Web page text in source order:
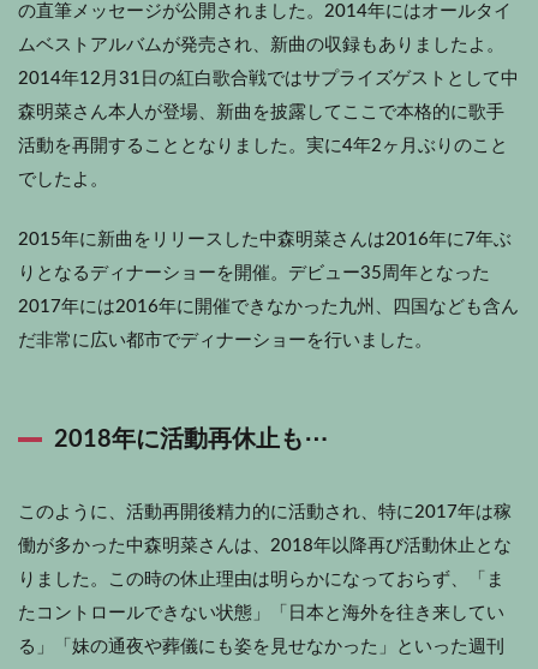
の直筆メッセージが公開されました。2014年にはオールタイ
ムベストアルバムが発売され、新曲の収録もありましたよ。
2014年12月31日の紅白歌合戦ではサプライズゲストとして中
森明菜さん本人が登場、新曲を披露してここで本格的に歌手
活動を再開することとなりました。実に4年2ヶ月ぶりのこと
でしたよ。
2015年に新曲をリリースした中森明菜さんは2016年に7年ぶ
りとなるディナーショーを開催。デビュー35周年となった
2017年には2016年に開催できなかった九州、四国なども含ん
だ非常に広い都市でディナーショーを行いました。
2018年に活動再休止も⋯
このように、活動再開後精力的に活動され、特に2017年は稼
働が多かった中森明菜さんは、2018年以降再び活動休止とな
りました。この時の休止理由は明らかになっておらず、「ま
たコントロールできない状態」「日本と海外を往き来してい
る」「妹の通夜や葬儀にも姿を見せなかった」といった週刊